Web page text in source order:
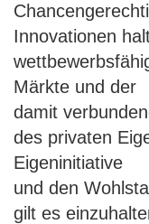
Innovationen
Märkte und der
damit
des privaten
Eigeninitiative
und den
gilt es